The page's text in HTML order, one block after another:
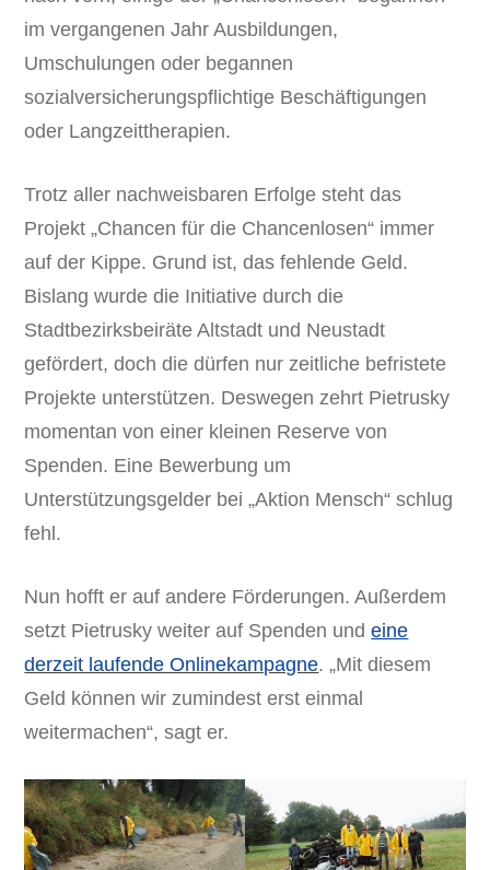
im vergangenen Jahr Ausbildungen,
Umschulungen oder begannen
sozialversicherungspflichtige Beschäftigungen
oder Langzeittherapien.
Trotz aller nachweisbaren Erfolge steht das
Projekt „Chancen für die Chancenlosen“ immer
auf der Kippe. Grund ist, das fehlende Geld.
Bislang wurde die Initiative durch die
Stadtbezirksbeiräte Altstadt und Neustadt
gefördert, doch die dürfen nur zeitliche befristete
Projekte unterstützen. Deswegen zehrt Pietrusky
momentan von einer kleinen Reserve von
Spenden. Eine Bewerbung um
Unterstützungsgelder bei „Aktion Mensch“ schlug
fehl.
Nun hofft er auf andere Förderungen. Außerdem
setzt Pietrusky weiter auf Spenden undeine
derzeit laufende Onlinekampagne. „Mit diesem
Geld können wir zumindest erst einmal
weitermachen“, sagt er.